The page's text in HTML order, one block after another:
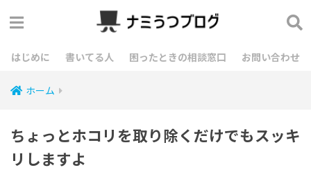
はじめに 書いてる人 困ったときの相談窓口 お問い合わせ
ホーム
ちょっとホコリを取り除くだけでもスッキ
リしますよ